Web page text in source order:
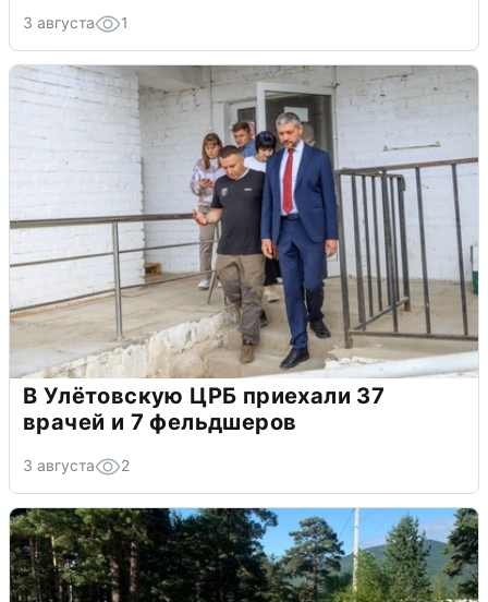
3 августа 1
В Улётовскую ЦРБ приехали 37
врачей и 7 фельдшеров
3 августа 2